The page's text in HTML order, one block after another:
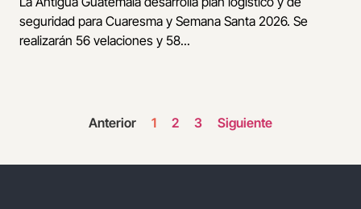
seguridad para Cuaresma y Semana Santa 2026. Se
realizarán 56 velaciones y 58...
Anterior 1 2 3 Siguiente